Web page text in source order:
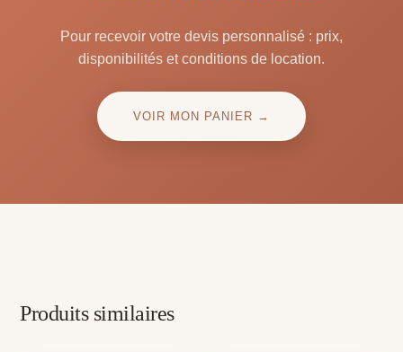
Pour recevoir votre devis personnalisé : prix,
disponibilités et conditions de location.
VOIR MON PANIER →
Produits similaires